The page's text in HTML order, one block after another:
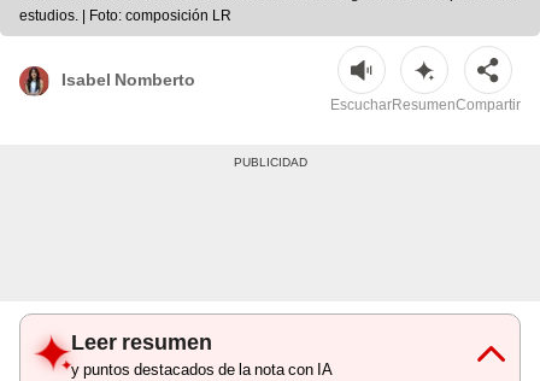
estudios. | Foto: composición LR
Isabel Nomberto
EscucharResumenCompartir
Leer resumen
y puntos destacados de la nota con IA